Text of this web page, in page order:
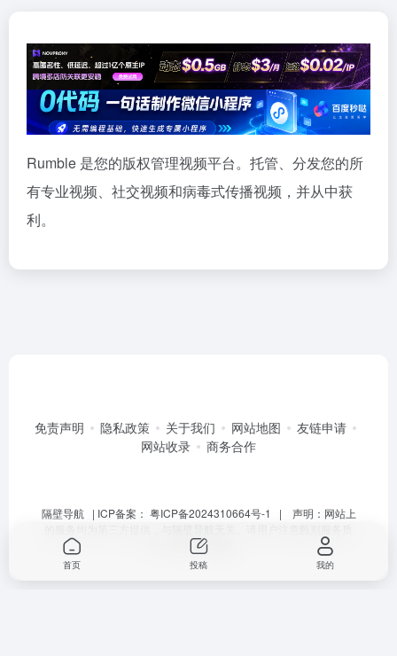
Rumble 是您的版权管理视频平台。托管、分发您的所
有专业视频、社交视频和病毒式传播视频，并从中获
利。
免责声明 隐私政策 关于我们 网站地图
友链申请
网站收录
商务合作
隔壁导航| ICP备案： 粤ICP备2024310664号-1 | 声明：网站上
量，避免上当受骗。
首页 投稿 我的